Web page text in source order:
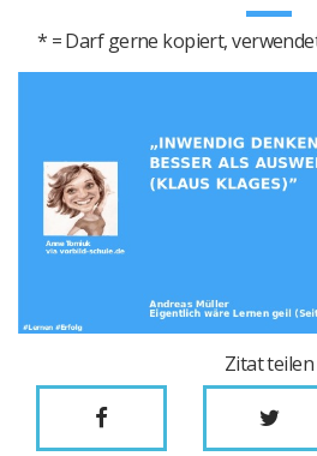
* = Darf gerne kopiert,
Zitat teilen